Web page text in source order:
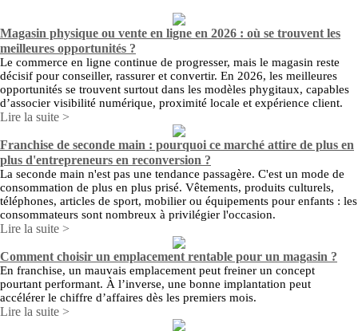
Magasin physique ou vente en ligne en 2026 : où se trouvent les
meilleures opportunités ?
Le commerce en ligne continue de progresser, mais le magasin reste
décisif pour conseiller, rassurer et convertir. En 2026, les meilleures
opportunités se trouvent surtout dans les modèles phygitaux, capables
d’associer visibilité numérique, proximité locale et expérience client.
Lire la suite >
Franchise de seconde main : pourquoi ce marché attire de plus en
plus d'entrepreneurs en reconversion ?
La seconde main n'est pas une tendance passagère. C'est un mode de
consommation de plus en plus prisé. Vêtements, produits culturels,
téléphones, articles de sport, mobilier ou équipements pour enfants : les
consommateurs sont nombreux à privilégier l'occasion.
Lire la suite >
Comment choisir un emplacement rentable pour un magasin ?
En franchise, un mauvais emplacement peut freiner un concept
pourtant performant. À l’inverse, une bonne implantation peut
accélérer le chiffre d’affaires dès les premiers mois.
Lire la suite >